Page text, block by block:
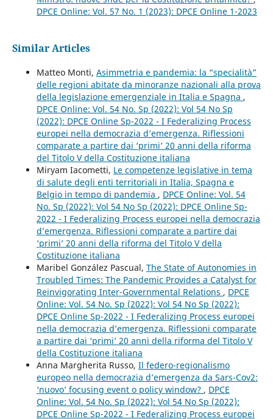
DPCE Online: Vol. 57 No. 1 (2023): DPCE Online 1-2023
Similar Articles
Matteo Monti, Asimmetria e pandemia: la “specialità”
delle regioni abitate da minoranze nazionali alla prova
della legislazione emergenziale in Italia e Spagna ,
DPCE Online: Vol. 54 No. Sp (2022): Vol 54 No Sp
(2022): DPCE Online Sp-2022 - I Federalizing Process
europei nella democrazia d’emergenza. Riflessioni
comparate a partire dai ‘primi’ 20 anni della riforma
del Titolo V della Costituzione italiana
Miryam Iacometti, Le competenze legislative in tema
di salute degli enti territoriali in Italia, Spagna e
Belgio in tempo di pandemia , DPCE Online: Vol. 54
No. Sp (2022): Vol 54 No Sp (2022): DPCE Online Sp-
2022 - I Federalizing Process europei nella democrazia
d’emergenza. Riflessioni comparate a partire dai
‘primi’ 20 anni della riforma del Titolo V della
Costituzione italiana
Maribel González Pascual, The State of Autonomies in
Troubled Times: The Pandemic Provides a Catalyst for
Reinvigorating Inter-Governmental Relations , DPCE
Online: Vol. 54 No. Sp (2022): Vol 54 No Sp (2022):
DPCE Online Sp-2022 - I Federalizing Process europei
nella democrazia d’emergenza. Riflessioni comparate
a partire dai ‘primi’ 20 anni della riforma del Titolo V
della Costituzione italiana
Anna Margherita Russo, Il federo-regionalismo
europeo nella democrazia d’emergenza da Sars-Cov2:
‘nuovo’ focusing event o policy window? , DPCE
Online: Vol. 54 No. Sp (2022): Vol 54 No Sp (2022):
DPCE Online Sp-2022 - I Federalizing Process europei